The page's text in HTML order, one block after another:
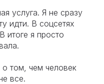
услуга. Я не сразу
идти. В соцсетях
итоге я просто
том, чем человек
все.